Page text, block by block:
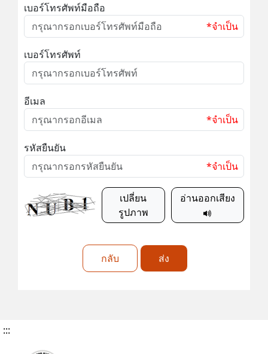
เบอร์โทรศัพท์มือถือ
*จำเป็น
เบอร์โทรศัพท์
อีเมล
*จำเป็น
รหัสยืนยัน
*จำเป็น
เปลี่ยน
รูปภาพ
อ่านออกเสียง
กลับ ส่ง
:::